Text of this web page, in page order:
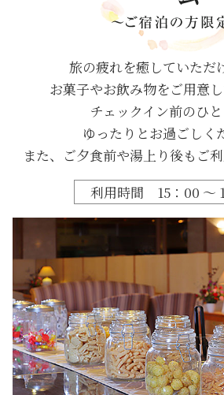
旅の疲れを癒していただ
お菓子やお飲み物をご用意し
チェックイン前のひ
ゆったりとお過ごしく
また、ご夕食前や湯上り後も ご
利用時間 15：00 ～